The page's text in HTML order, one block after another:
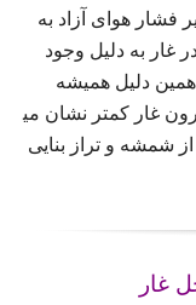
فشار هوای آزاد به
غار به دلیل وجود
همین دلیل همیشه
غار کمتر نشان می​
شمشه و تراز بنایی
غار